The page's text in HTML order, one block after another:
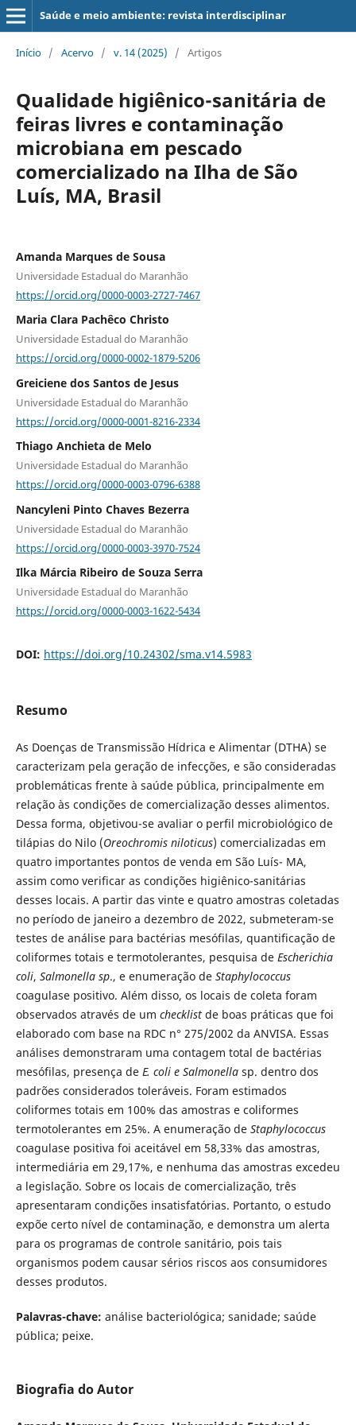
Saúde e meio ambiente: revista interdisciplinar
Início / Acervo / v. 14 (2025) / Artigos
Qualidade higiênico-sanitária de
feiras livres e contaminação
microbiana em pescado
comercializado na Ilha de São
Luís, MA, Brasil
Amanda Marques de Sousa
Universidade Estadual do Maranhão
https://orcid.org/0000-0003-2727-7467
Maria Clara Pachêco Christo
Universidade Estadual do Maranhão
https://orcid.org/0000-0002-1879-5206
Greiciene dos Santos de Jesus
Universidade Estadual do Maranhão
https://orcid.org/0000-0001-8216-2334
Thiago Anchieta de Melo
Universidade Estadual do Maranhão
https://orcid.org/0000-0003-0796-6388
Nancyleni Pinto Chaves Bezerra
Universidade Estadual do Maranhão
https://orcid.org/0000-0003-3970-7524
Ilka Márcia Ribeiro de Souza Serra
Universidade Estadual do Maranhão
https://orcid.org/0000-0003-1622-5434
DOI: https://doi.org/10.24302/sma.v14.5983
Resumo
As Doenças de Transmissão Hídrica e Alimentar (DTHA) se
caracterizam pela geração de infecções, e são consideradas
problemáticas frente à saúde pública, principalmente em
relação às condições de comercialização desses alimentos.
Dessa forma, objetivou-se avaliar o perfil microbiológico de
tilápias do Nilo (Oreochromis niloticus) comercializadas em
quatro importantes pontos de venda em São Luís- MA,
assim como verificar as condições higiênico-sanitárias
desses locais. A partir das vinte e quatro amostras coletadas
no período de janeiro a dezembro de 2022, submeteram-se
testes de análise para bactérias mesófilas, quantificação de
coliformes totais e termotolerantes, pesquisa de Escherichia
coli, Salmonella sp., e enumeração de Staphylococcus
coagulase positivo. Além disso, os locais de coleta foram
observados através de um checklistde boas práticas que foi
elaborado com base na RDC n° 275/2002 da ANVISA. Essas
análises demonstraram uma contagem total de bactérias
mesófilas, presença de E. coli e Salmonella sp. dentro dos
padrões considerados toleráveis. Foram estimados
coliformes totais em 100% das amostras e coliformes
termotolerantes em 25%. A enumeração de Staphylococcus
coagulase positiva foi aceitável em 58,33% das amostras,
intermediária em 29,17%, e nenhuma das amostras excedeu
a legislação. Sobre os locais de comercialização, três
apresentaram condições insatisfatórias. Portanto, o estudo
expõe certo nível de contaminação, e demonstra um alerta
para os programas de controle sanitário, pois tais
organismos podem causar sérios riscos aos consumidores
desses produtos.
Palavras-chave: análise bacteriológica; sanidade; saúde
pública; peixe.
Biografia do Autor